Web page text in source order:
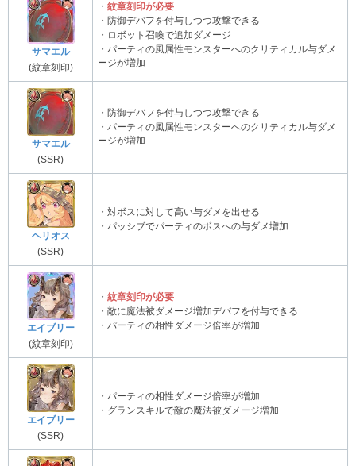
サマエル
(紋章刻印)
・ 紋章刻印が必要
・防御デバフを付与しつつ攻撃できる
・ロボット召喚で追加ダメージ
・パーティの風属性モンスターへのクリティカル与ダメ
ージが増加
サマエル
(SSR)
・防御デバフを付与しつつ攻撃できる
・パーティの風属性モンスターへのクリティカル与ダメ
ージが増加
ヘリオス
(SSR)
・対ボスに対して高い与ダメを出せる
・パッシブでパーティのボスへの与ダメ増加
エイブリー
(紋章刻印)
・ 紋章刻印が必要
・敵に魔法被ダメージ増加デバフを付与できる
・パーティの相性ダメージ倍率が増加
エイブリー
(SSR)
・パーティの相性ダメージ倍率が増加
・グランスキルで敵の魔法被ダメージ増加